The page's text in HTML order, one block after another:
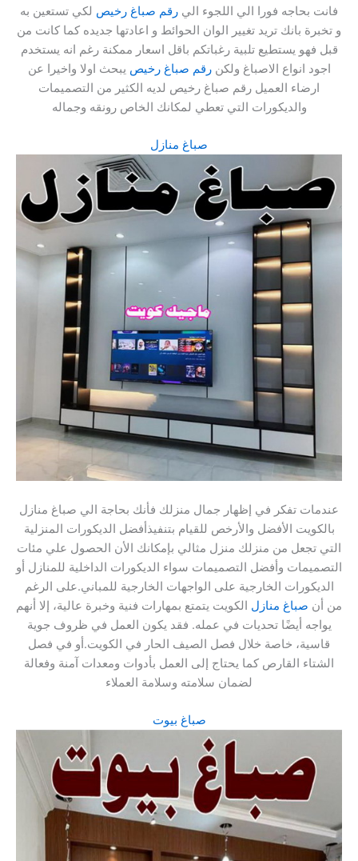
فانت بحاجه فورا الي اللجوء الي رقم صباغ رخيص لكي تستعين به
و تخبرة بانك تريد تغيير الوان الحوائط و اعادتها جديده كما كانت من
قبل فهو يستطيع تلبية رغباتكم باقل اسعار ممكنة رغم انه يستخدم
اجود انواع الاصباغ ولكن رقم صباغ رخيص يبحث اولا واخيرا عن
ارضاء العميل رقم صباغ رخيص لديه الكثير من التصميمات
والديكورات التي تعطي لمكانك الخاص رونقه وجماله
صباغ منازل
عندمات تفكر في إظهار جمال منزلك فأنك بحاجة الي صباغ منازل
بالكويت الأفضل والأرخص للقيام بتنفيذأفضل الديكورات المنزلية
التي تجعل من منزلك منزل مثالي بإمكانك الأن الحصول علي مئات
التصميمات وأفضل التصميمات سواء الديكورات الداخلية للمنازل أو
الديكورات الخارجية على الواجهات الخارجية للمباني.على الرغم
من أن صباغ منازل الكويت يتمتع بمهارات فنية وخبرة عالية، إلا أنهم
يواجه أيضًا تحديات في عمله. فقد يكون العمل في ظروف جوية
قاسية، خاصة خلال فصل الصيف الحار في الكويت.أو في فصل
الشتاء القارص كما يحتاج إلى العمل بأدوات ومعدات آمنة وفعالة
لضمان سلامته وسلامة العملاء
صباغ بيوت